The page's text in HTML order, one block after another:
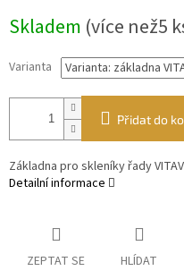
cena:
Skladem (více než5
Varianta
Přidat do
Základna pro skleníky řady
Detailní informace
ZEPTAT SE HLÍDAT